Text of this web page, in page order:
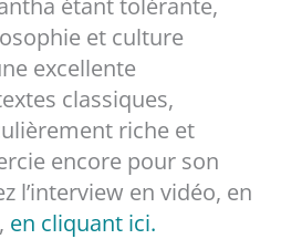
étant tolérante,
et culture
excellente
classiques,
riche et
encore pour son
l’interview en vidéo, en
en cliquant ici.